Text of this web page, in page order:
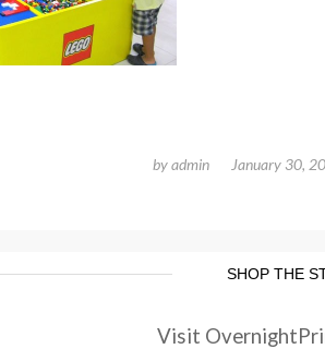
byadmin January 30,
SHOP THE
Visit